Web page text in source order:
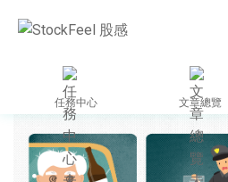
任務中心 文章總覽